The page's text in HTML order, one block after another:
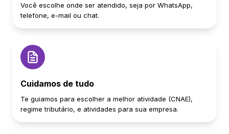
Você escolhe onde ser atendido, seja por WhatsApp,
telefone, e-mail ou chat.
Cuidamos de tudo
Te guiamos para escolher a melhor atividade (CNAE),
regime tributário, e atividades para sua empresa.